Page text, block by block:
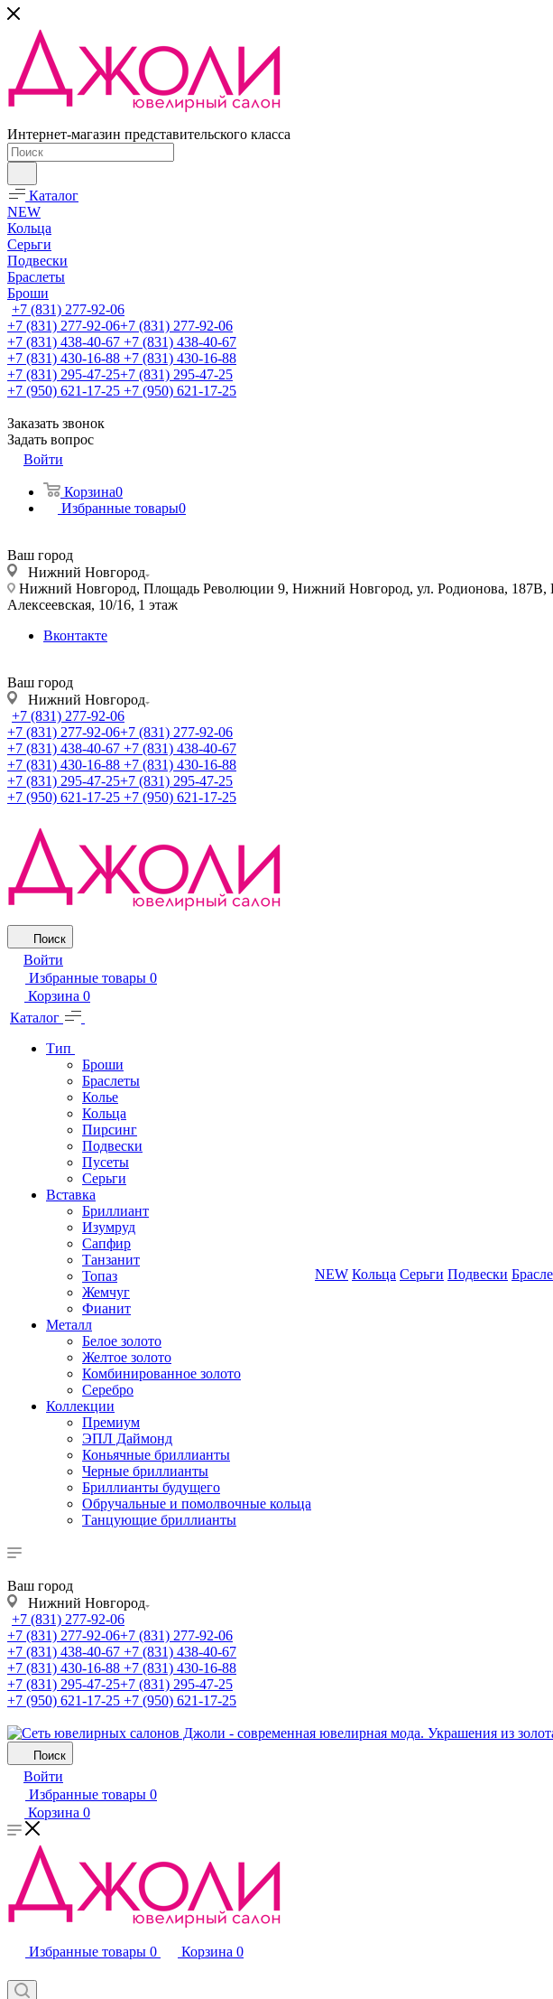
Интернет-магазин представительского класса
Каталог
NEW
Кольца
Серьги
Подвески
Браслеты
Броши
+7 (831) 277-92-06
+7 (831) 277-92-06+7 (831) 277-92-06
+7 (831) 438-40-67 +7 (831) 438-40-67
+7 (831) 430-16-88 +7 (831) 430-16-88
+7 (831) 295-47-25+7 (831) 295-47-25
+7 (950) 621-17-25 +7 (950) 621-17-25
Заказать звонок
Задать вопрос
Войти
Корзина0
Избранные товары0
Ваш город
Нижний Новгород
Нижний Новгород, Площадь Революции 9, Нижний Новгород, ул. Родионова,
Алексеевская, 10/16, 1 этаж
Вконтакте
Ваш город
Нижний Новгород
+7 (831) 277-92-06
+7 (831) 277-92-06+7 (831) 277-92-06
+7 (831) 438-40-67 +7 (831) 438-40-67
+7 (831) 430-16-88 +7 (831) 430-16-88
+7 (831) 295-47-25+7 (831) 295-47-25
+7 (950) 621-17-25 +7 (950) 621-17-25
Поиск
Войти
Избранные товары 0
Корзина 0
Каталог
Тип
Броши
Браслеты
Колье
Кольца
Пирсинг
Подвески
Пусеты
Серьги
Вставка
Бриллиант
Изумруд
Сапфир
Танзанит
Топаз
Жемчуг
Фианит
Металл
Белое золото
Желтое золото
Комбинированное золото
Серебро
Коллекции
Премиум
ЭПЛ Даймонд
Коньячные бриллианты
Черные бриллианты
Бриллианты будущего
Обручальные и помолвочные кольца
Танцующие бриллианты
NEW Кольца Серьги Подвески
Ваш город
Нижний Новгород
+7 (831) 277-92-06
+7 (831) 277-92-06+7 (831) 277-92-06
+7 (831) 438-40-67 +7 (831) 438-40-67
+7 (831) 430-16-88 +7 (831) 430-16-88
+7 (831) 295-47-25+7 (831) 295-47-25
+7 (950) 621-17-25 +7 (950) 621-17-25
Поиск
Войти
Избранные товары 0
Корзина 0
Избранные товары 0 Корзина 0